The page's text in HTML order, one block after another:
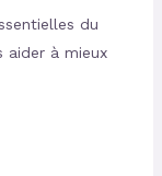
du
aider à mieux